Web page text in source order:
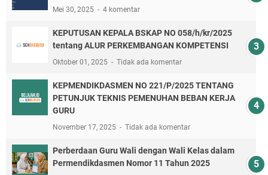
Mei 30, 2025 4 komentar
KEPUTUSAN KEPALA BSKAP NO 058/h/kr/2025
tentang ALUR PERKEMBANGAN KOMPETENSI
Oktober 01, 2025 Tidak ada komentar
KEPMENDIKDASMEN NO 221/P/2025 TENTANG
PETUNJUK TEKNIS PEMENUHAN BEBAN KERJA
GURU
November 17, 2025 Tidak ada komentar
Perberdaan Guru Wali dengan Wali Kelas dalam
Permendikdasmen Nomor 11 Tahun 2025